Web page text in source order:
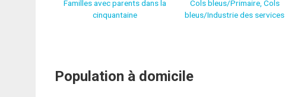
Familles avec parents dans la
cinquantaine
Cols bleus/Primaire, Cols
bleus/Industrie des services
Population à domicile